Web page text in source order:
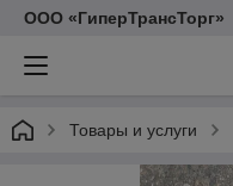
ООО «ГиперТрансТорг»
Товары и услуги